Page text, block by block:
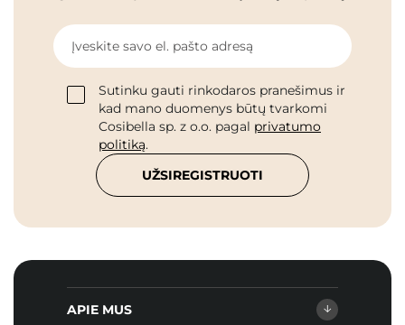
Įveskite savo el. pašto adresą
Sutinku gauti rinkodaros pranešimus ir
kad mano duomenys būtų tvarkomi
Cosibella sp. z o.o. pagal privatumo
politiką.
UŽSIREGISTRUOTI
APIE MUS